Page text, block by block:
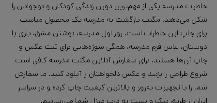
خاطرات مدرسه یکی از مهم‌ترین دوران زندگی کودکان و نوجوانان را
شکل می‌دهند. مگنت بازگشت به مدرسه یک محصول مناسب
برای چاپ این خاطرات است. روز اول مدرسه، نوشتن مشق، بازی با
دوستان، لباس فرم مدرسه، همگی سوژه‌هایی برای ثبت عکس و
چاپ آن‌ها هستند. برای سفارش آنلاین مگنت مدرسه کافی است
شروع طراحی را بزنید و عکس دلخواهتان را آپلود کنید. ما سفارش
شما را با تجهیزات به‌روز و بالاترین کیفیت چاپ کرده و در سراسر